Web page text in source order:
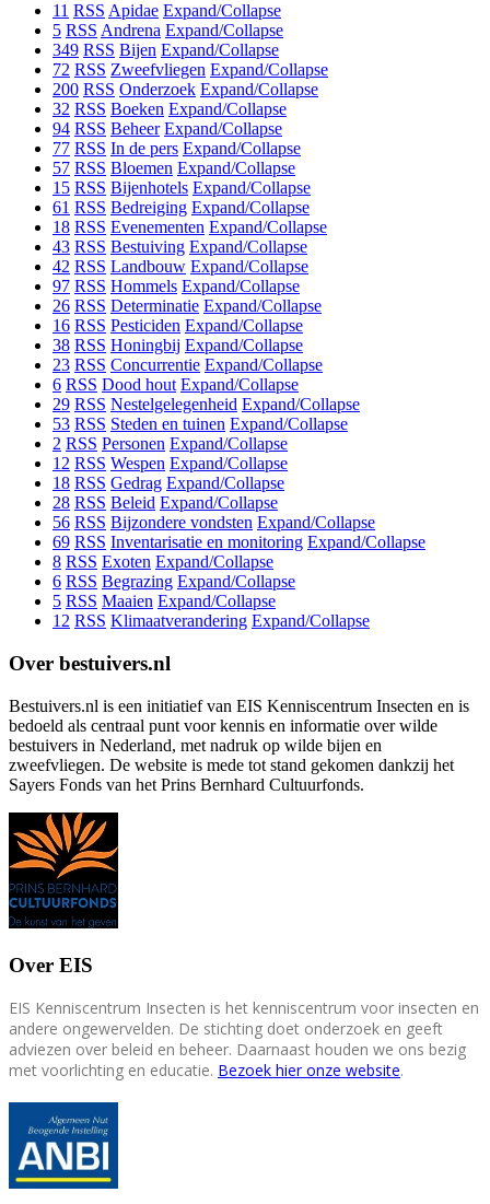
11 RSS Apidae Expand/Collapse
5 RSS Andrena Expand/Collapse
349 RSS Bijen Expand/Collapse
72 RSS Zweefvliegen Expand/Collapse
200 RSS Onderzoek Expand/Collapse
32 RSS Boeken Expand/Collapse
94 RSS Beheer Expand/Collapse
77 RSS In de pers Expand/Collapse
57 RSS Bloemen Expand/Collapse
15 RSS Bijenhotels Expand/Collapse
61 RSS Bedreiging Expand/Collapse
18 RSS Evenementen Expand/Collapse
43 RSS Bestuiving Expand/Collapse
42 RSS Landbouw Expand/Collapse
97 RSS Hommels Expand/Collapse
26 RSS Determinatie Expand/Collapse
16 RSS Pesticiden Expand/Collapse
38 RSS Honingbij Expand/Collapse
23 RSS Concurrentie Expand/Collapse
6 RSS Dood hout Expand/Collapse
29 RSS Nestelgelegenheid Expand/Collapse
53 RSS Steden en tuinen Expand/Collapse
2 RSS Personen Expand/Collapse
12 RSS Wespen Expand/Collapse
18 RSS Gedrag Expand/Collapse
28 RSS Beleid Expand/Collapse
56 RSS Bijzondere vondsten Expand/Collapse
69 RSS Inventarisatie en monitoring Expand/Collapse
8 RSS Exoten Expand/Collapse
6 RSS Begrazing Expand/Collapse
5 RSS Maaien Expand/Collapse
12 RSS Klimaatverandering Expand/Collapse
Over bestuivers.nl
Bestuivers.nl is een initiatief van EIS Kenniscentrum Insecten en is
bedoeld als centraal punt voor kennis en informatie over wilde
bestuivers in Nederland, met nadruk op wilde bijen en
zweefvliegen. De website is mede tot stand gekomen dankzij het
Sayers Fonds van het Prins Bernhard Cultuurfonds.
Over EIS
EIS Kenniscentrum Insecten is het kenniscentrum voor insecten en
andere ongewervelden. De stichting doet onderzoek en geeft
adviezen over beleid en beheer. Daarnaast houden we ons bezig
met voorlichting en educatie. Bezoek hier onze website.